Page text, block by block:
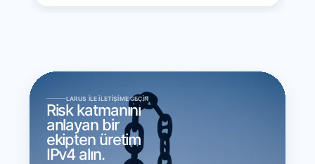
LARUS ILE İLETIŞIME GEÇIN
Risk katmanını
anlayan bir
ekipten üretim
IPv4 alın.